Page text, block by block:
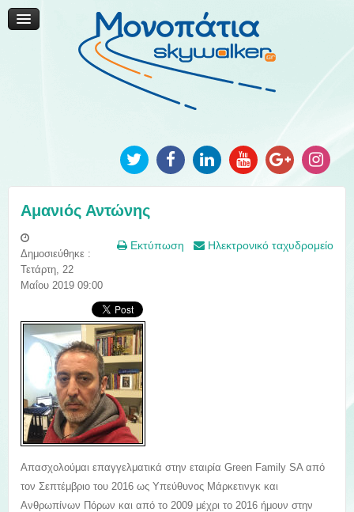
Μονοπάτια Καινοτομίας
Μονοπάτια Τοπικής Ανάπτυξης
Ανακοινώσεις
Φωτογραφίες
Αμανιός Αντώνης
Εκτύπωση Ηλεκτρονικό ταχυδρομείο
Δημοσιεύθηκε :
Τετάρτη, 22
Μαΐου 2019 09:00
Απασχολούμαι επαγγελματικά στην εταιρία Green Family SA από
τον Σεπτέμβριο του 2016 ως Υπεύθυνος Μάρκετινγκ και
Ανθρωπίνων Πόρων και από το 2009 μέχρι το 2016 ήμουν στην